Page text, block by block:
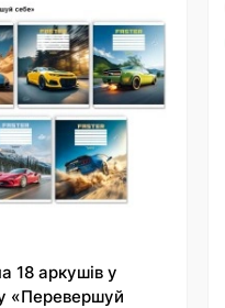
18 аркушів у
«Перевершуй